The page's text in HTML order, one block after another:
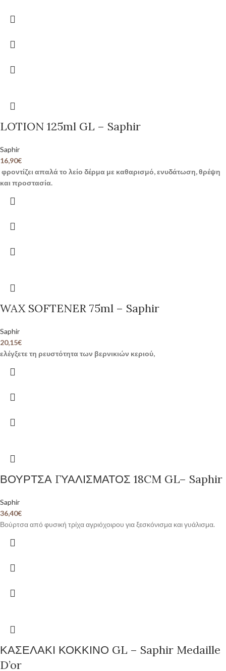
LOTION 125ml GL – Saphir
Saphir
16,90€
φροντίζει απαλά το λείο δέρμα με καθαρισμό, ενυδάτωση, θρέψη
και προστασία.
WAX SOFTENER 75ml – Saphir
Saphir
20,15€
ελέγξετε τη ρευστότητα των βερνικιών κεριού,
ΒΟΥΡΤΣΑ ΓΥΑΛΙΣΜΑΤΟΣ 18CM GL– Saphir
Saphir
36,40€
Βούρτσα από φυσική τρίχα αγριόχοιρου για ξεσκόνισμα και γυάλισμα.
ΚΑΣΕΛΑΚΙ ΚΟΚΚΙΝΟ GL – Saphir Medaille
D’or